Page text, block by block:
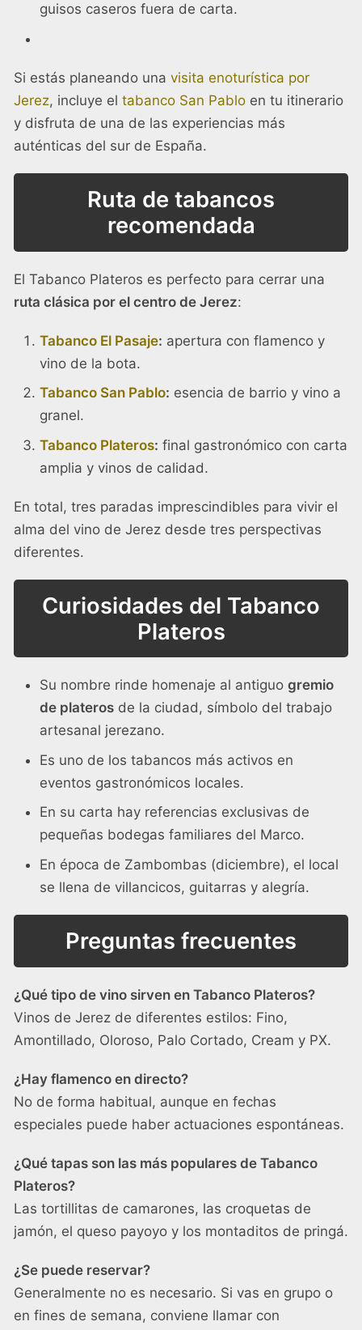
guisos caseros fuera de carta.
Si estás planeando una visita enoturística por
Jerez, incluye el tabanco San Pablo en tu itinerario
y disfruta de una de las experiencias más
auténticas del sur de España.
Ruta de tabancos
recomendada
El Tabanco Plateros es perfecto para cerrar una
ruta clásica por el centro de Jerez:
Tabanco El Pasaje: apertura con flamenco y
vino de la bota.
Tabanco San Pablo: esencia de barrio y vino a
granel.
Tabanco Plateros: final gastronómico con carta
amplia y vinos de calidad.
En total, tres paradas imprescindibles para vivir el
alma del vino de Jerez desde tres perspectivas
diferentes.
Curiosidades del Tabanco
Plateros
Su nombre rinde homenaje al antiguo gremio
de plateros de la ciudad, símbolo del trabajo
artesanal jerezano.
Es uno de los tabancos más activos en
eventos gastronómicos locales.
En su carta hay referencias exclusivas de
pequeñas bodegas familiares del Marco.
En época de Zambombas (diciembre), el local
se llena de villancicos, guitarras y alegría.
Preguntas frecuentes
¿Qué tipo de vino sirven en Tabanco Plateros?
Vinos de Jerez de diferentes estilos: Fino,
Amontillado, Oloroso, Palo Cortado, Cream y PX.
¿Hay flamenco en directo?
No de forma habitual, aunque en fechas
especiales puede haber actuaciones espontáneas.
¿Qué tapas son las más populares de Tabanco
Plateros?
Las tortillitas de camarones, las croquetas de
jamón, el queso payoyo y los montaditos de pringá.
¿Se puede reservar?
Generalmente no es necesario. Si vas en grupo o
en fines de semana, conviene llamar con